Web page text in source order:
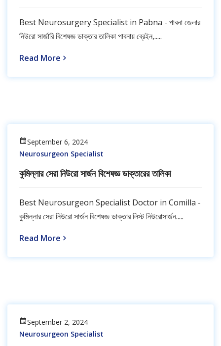
Best Neurosurgery Specialist in Pabna - পাবনা জেলার
নিউরো সার্জারি বিশেষজ্ঞ ডাক্তার তালিকা পাবনায় ব্রেইন,.....
Read More
September 6, 2024
Neurosurgeon Specialist
কুমিল্লার সেরা নিউরো সার্জন বিশেষজ্ঞ ডাক্তারের তালিকা
Best Neurosurgeon Specialist Doctor in Comilla -
কুমিল্লার সেরা নিউরো সার্জন বিশেষজ্ঞ ডাক্তার লিস্ট নিউরোসার্জন.....
Read More
September 2, 2024
Neurosurgeon Specialist